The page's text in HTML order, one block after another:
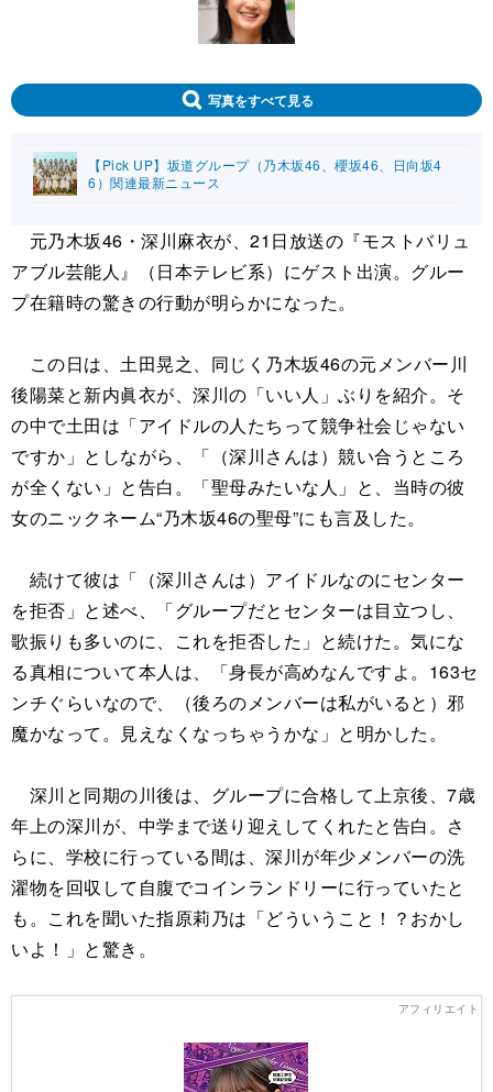
写真をすべて見る
【Pick UP】坂道グループ（乃木坂46、櫻坂46、日向坂4
6）関連最新ニュース
元乃木坂46・深川麻衣が、21日放送の『モストバリュ
アブル芸能人』（日本テレビ系）にゲスト出演。グルー
プ在籍時の驚きの行動が明らかになった。
この日は、土田晃之、同じく乃木坂46の元メンバー川
後陽菜と新内眞衣が、深川の「いい人」ぶりを紹介。そ
の中で土田は「アイドルの人たちって競争社会じゃない
ですか」としながら、「（深川さんは）競い合うところ
が全くない」と告白。「聖母みたいな人」と、当時の彼
女のニックネーム“乃木坂46の聖母”にも言及した。
続けて彼は「（深川さんは）アイドルなのにセンター
を拒否」と述べ、「グループだとセンターは目立つし、
歌振りも多いのに、これを拒否した」と続けた。気にな
る真相について本人は、「身長が高めなんですよ。163セ
ンチぐらいなので、（後ろのメンバーは私がいると）邪
魔かなって。見えなくなっちゃうかな」と明かした。
深川と同期の川後は、グループに合格して上京後、7歳
年上の深川が、中学まで送り迎えしてくれたと告白。さ
らに、学校に行っている間は、深川が年少メンバーの洗
濯物を回収して自腹でコインランドリーに行っていたと
も。これを聞いた指原莉乃は「どういうこと！？おかし
いよ！」と驚き。